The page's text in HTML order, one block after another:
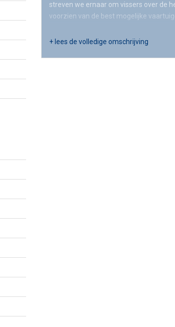
streven we ernaar om vissers over de
voorzien van de best mogelijke
+ lees de volledige omschrijving